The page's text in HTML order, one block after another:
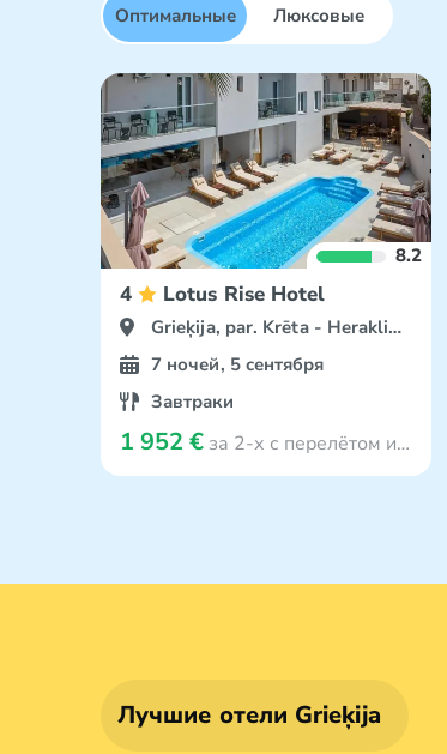
Оптимальные Люксовые
8.2
4 Lotus Rise Hotel
Grieķija, par. Krēta - Herakliona
7 ночей, 5 сентября
Завтраки
1 952 € за 2-х с перелётом из Viļņa
Лучшие отели Grieķija